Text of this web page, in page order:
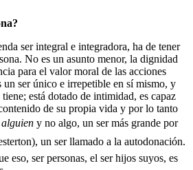
ser integral e integradora, ha de tener
No es un asunto menor, la dignidad
para el valor moral de las acciones
un ser único e irrepetible en sí mismo, y
está dotado de intimidad, es capaz
de su propia vida y por lo tanto
alguien y no algo, un ser más grande por
un ser llamado a la autodonación.
eso, ser personas, el ser hijos suyos, es